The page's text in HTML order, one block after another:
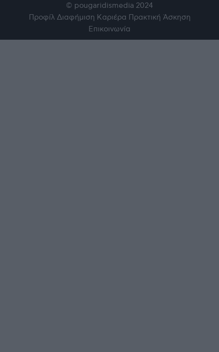
© pougaridismedia 2024
Προφίλ Διαφήμιση Καριέρα Πρακτική Άσκηση
Επικοινωνία